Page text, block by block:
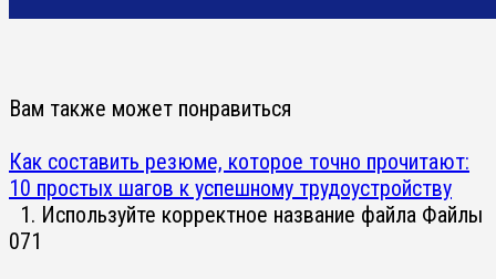
Вам также может понравиться
Как составить резюме, которое точно прочитают:
10 простых шагов к успешному трудоустройству
1. Используйте корректное название файла Файлы
071